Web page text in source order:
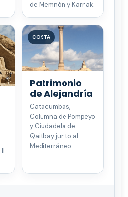
de Memnón y Karnak.
COSTA
Patrimonio
de Alejandría
Catacumbas,
Columna de Pompeyo
y Ciudadela de
Qaitbay junto al
Mediterráneo.